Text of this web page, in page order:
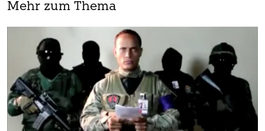
Mehr zum Thema